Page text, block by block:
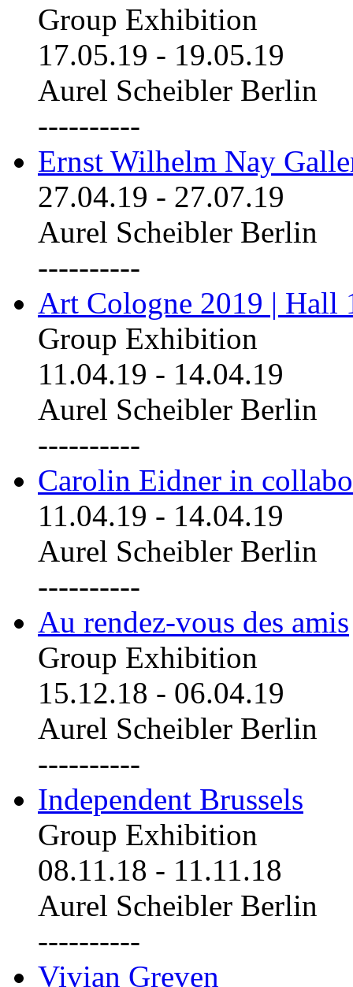
Group Exhibition
17.05.19 - 19.05.19
Aurel Scheibler Berlin
----------
Ernst Wilhelm Nay
27.04.19 - 27.07.19
Aurel Scheibler Berlin
----------
Art Cologne 2019 | Hall
Group Exhibition
11.04.19 - 14.04.19
Aurel Scheibler Berlin
----------
Carolin Eidner in
11.04.19 - 14.04.19
Aurel Scheibler Berlin
----------
Au rendez-vous des amis
Group Exhibition
15.12.18 - 06.04.19
Aurel Scheibler Berlin
----------
Independent Brussels
Group Exhibition
08.11.18 - 11.11.18
Aurel Scheibler Berlin
----------
Vivian Greven